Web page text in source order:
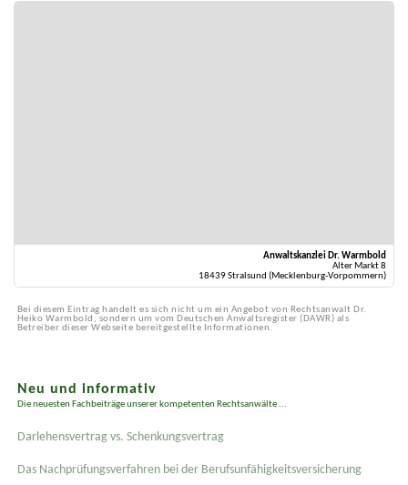
Anwaltskanzlei Dr. Warmbold
Alter Markt 8
18439 Stralsund (Mecklenburg-Vorpommern)
Bei diesem Eintrag handelt es sich nicht um ein Angebot von Rechtsanwalt Dr.
Heiko Warmbold, sondern um vom Deutschen Anwaltsregister (DAWR) als
Betreiber dieser Webseite bereitgestellte Informationen.
Neu und informativ
Die neuesten Fachbeiträge unserer kompetenten Rechtsanwälte ...
Darlehensvertrag vs. Schenkungsvertrag
Das Nachprüfungsverfahren bei der Berufsunfähigkeitsversicherung